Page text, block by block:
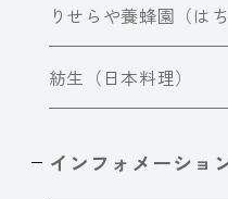
りせらや養蜂園（は
紡生（日本料理）
インフォメーショ